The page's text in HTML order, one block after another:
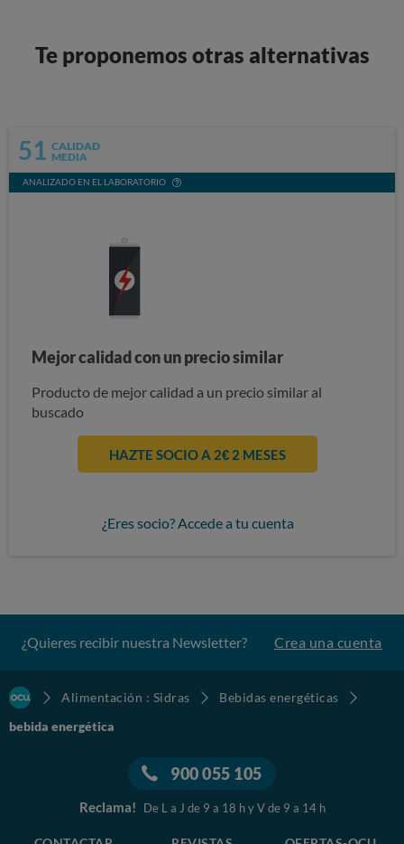
Te proponemos otras alternativas
51 CALIDAD
MEDIA
ANALIZADO EN EL LABORATORIO
Mejor calidad con un precio similar
Producto de mejor calidad a un precio similar al
buscado
HAZTE SOCIO A 2€ 2 MESES
¿Eres socio? Accede a tu cuenta
¿Quieres recibir nuestra Newsletter? Crea una cuenta
Alimentación : Sidras
Bebidas energéticas
bebida energética
900 055 105
Reclama! De L a J de 9 a 18 h y V de 9 a 14 h